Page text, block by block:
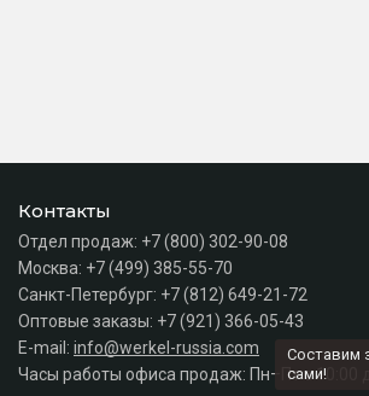
Контакты
Отдел продаж: +7 (800) 302-90-08
Москва: +7 (499) 385-55-70
Санкт-Петербург: +7 (812) 649-21-72
Оптовые заказы: +7 (921) 366-05-43
E-mail: info@werkel-russia.com
Часы работы офиса продаж: Пн–Пт с 10:00
Составим
сами!